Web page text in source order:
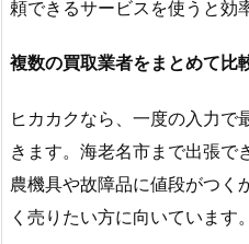
頼できるサービスを使うと効
複数の買取業者をまとめて比
ヒカカクなら、一度の入力
きます。海老名市まで出張で
農機具や故障品に値段がつく
く売りたい方に向いています。